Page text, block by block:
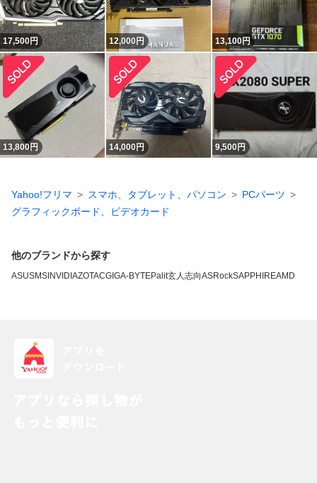
17,500円 12,000円 13,100円
13,800円 14,000円 9,500円
Yahoo!フリマ スマホ、タブレット、パソコン
PCパーツ
グラフィックボード、ビデオカード
他のブランドから探す
ASUSMSI NVIDIAZOTACGIGA-BYTEPalit玄人志向ASRockSAPPHIREAMD